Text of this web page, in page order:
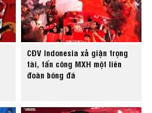
CĐV Indonesia xả giận trọng
tài, tấn công MXH một liên
đoàn bóng đá